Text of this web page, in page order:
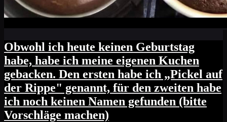
Obwohl ich heute keinen Geburtstag
habe, habe ich meine eigenen Kuchen
gebacken. Den ersten habe ich „Pickel auf
der Rippe" genannt, für den zweiten habe
ich noch keinen Namen gefunden (bitte
Vorschläge machen)